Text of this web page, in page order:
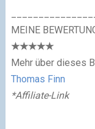
MEINE
★★★★★
Mehr über dieses
Thomas Finn
*Affiliate-Link